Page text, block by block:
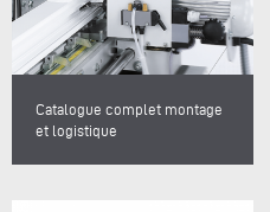
Catalogue complet montage
et logistique